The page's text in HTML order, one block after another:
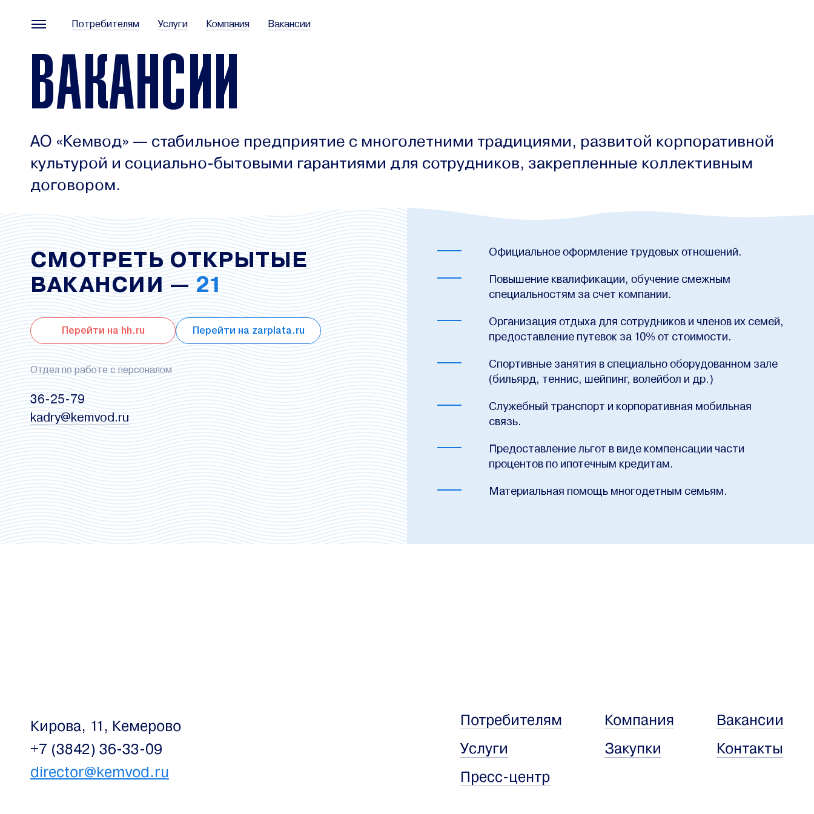
Потребителям Услуги Компания Вакансии
ВАКАНСИИ
АО «Кемвод» — стабильное предприятие с многолетними традициями, развитой корпоративной
культурой и социально-бытовыми гарантиями для сотрудников, закрепленные коллективным
договором.
СМОТРЕТЬ ОТКРЫТЫЕ
ВАКАНСИИ —21
Перейти на hh.ru Перейти на zarplata.ru
Отдел по работе с персоналом
36-25-79
kadry@kemvod.ru
Официальное оформление трудовых отношений.
Повышение квалификации, обучение смежным
специальностям за счет компании.
Организация отдыха для сотрудников и членов их семей,
предоставление путевок за 10% от стоимости.
Спортивные занятия в специально оборудованном зале
(бильярд, теннис, шейпинг, волейбол и др.)
Служебный транспорт и корпоративная мобильная
связь.
Предоставление льгот в виде компенсации части
процентов по ипотечным кредитам.
Материальная помощь многодетным семьям.
Кирова, 11, Кемерово
+7 (3842) 36-33-09
director@kemvod.ru
Потребителям
Услуги
Пресс-центр
Компания
Закупки
Вакансии
Контакты